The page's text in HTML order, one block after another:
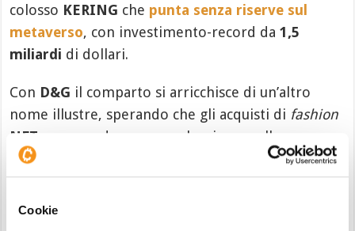
Cookie
colosso KERING che punta senza riserve sul
metaverso, con investimento-record da1,5
miliardi di dollari.
Con D&G il comparto si arricchisce di un’altro
nome illustre, sperando che gli acquisti di fashion
NFT possano dare nuovo slancio a quelle
criptovalute
storicamente legate ai collezionabili
digitali,Ethereumin primis, che sembra soffrire
più di altre l’attuale fase bear dei mercati.